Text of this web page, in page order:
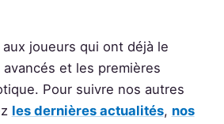
aux joueurs qui ont déjà le
et les premières
Pour suivre nos autres
les dernières actualités, nos